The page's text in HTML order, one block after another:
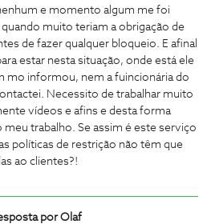
e momento algum me foi
muito teriam a obrigação de
de fazer qualquer bloqueio. E afinal
estar nesta situação, onde está ele
mo informou, nem a fuincionária do
Necessito de trabalhar muito
vídeos e afins e desta forma
trabalho. Se assim é este serviço
políticas de restrição não têm que
ao clientes?!
porOlaf